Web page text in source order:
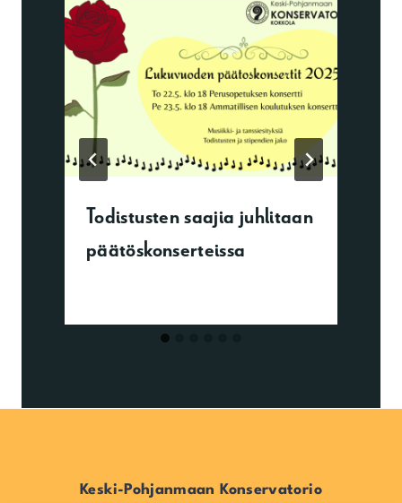
Todistusten saajia juhlitaan
päätöskonserteissa
Keski-Pohjanmaan Konservatorio